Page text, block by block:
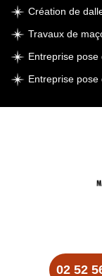
Création de
Travaux de
Entreprise
Entreprise
02 52